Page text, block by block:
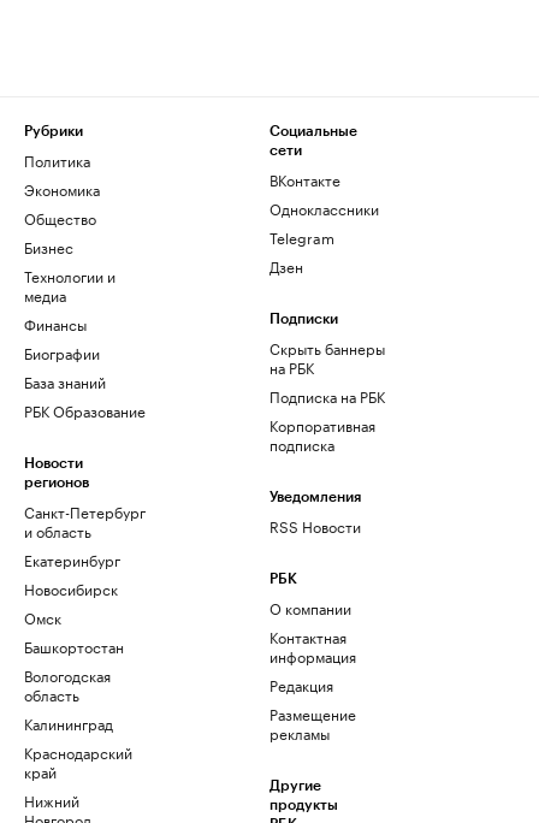
Рубрики
Политика
Экономика
Общество
Бизнес
Технологии и
медиа
Финансы
Биографии
База знаний
РБК Образование
Новости
регионов
Санкт-Петербург
и область
Екатеринбург
Новосибирск
Омск
Башкортостан
Вологодская
область
Калининград
Краснодарский
край
Нижний
Социальные
сети
ВКонтакте
Одноклассники
Telegram
Дзен
Подписки
Скрыть баннеры
на РБК
Подписка на РБК
Корпоративная
подписка
Уведомления
RSS Новости
РБК
О компании
Контактная
информация
Редакция
Размещение
рекламы
Другие
продукты